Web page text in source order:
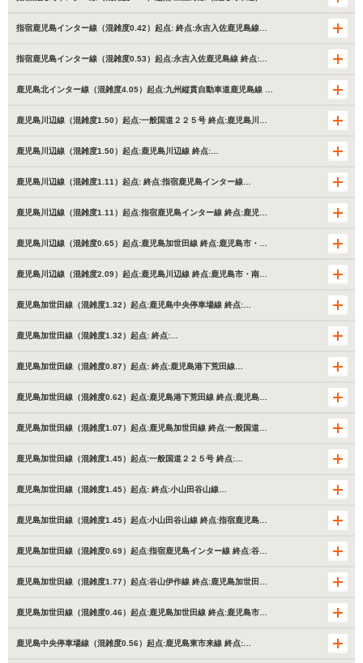
指宿鹿児島インター線（混雑度0.42）起点: 終点:永吉入佐鹿児島線…
指宿鹿児島インター線（混雑度0.53）起点:永吉入佐鹿児島線 終点:…
鹿児島北インター線（混雑度4.05）起点:九州縦貫自動車道鹿児島線 …
鹿児島川辺線（混雑度1.50）起点:一般国道２２５号 終点:鹿児島川…
鹿児島川辺線（混雑度1.50）起点:鹿児島川辺線 終点:…
鹿児島川辺線（混雑度1.11）起点: 終点:指宿鹿児島インター線…
鹿児島川辺線（混雑度1.11）起点:指宿鹿児島インター線 終点:鹿児…
鹿児島川辺線（混雑度0.65）起点:鹿児島加世田線 終点:鹿児島市・…
鹿児島川辺線（混雑度2.09）起点:鹿児島川辺線 終点:鹿児島市・南…
鹿児島加世田線（混雑度1.32）起点:鹿児島中央停車場線 終点:…
鹿児島加世田線（混雑度1.32）起点: 終点:…
鹿児島加世田線（混雑度0.87）起点: 終点:鹿児島港下荒田線…
鹿児島加世田線（混雑度0.62）起点:鹿児島港下荒田線 終点:鹿児島…
鹿児島加世田線（混雑度1.07）起点:鹿児島加世田線 終点:一般国道…
鹿児島加世田線（混雑度1.45）起点:一般国道２２５号 終点:…
鹿児島加世田線（混雑度1.45）起点: 終点:小山田谷山線…
鹿児島加世田線（混雑度1.45）起点:小山田谷山線 終点:指宿鹿児島…
鹿児島加世田線（混雑度0.69）起点:指宿鹿児島インター線 終点:谷…
鹿児島加世田線（混雑度1.77）起点:谷山伊作線 終点:鹿児島加世田…
鹿児島加世田線（混雑度0.46）起点:鹿児島加世田線 終点:鹿児島市…
鹿児島中央停車場線（混雑度0.56）起点:鹿児島東市来線 終点:…